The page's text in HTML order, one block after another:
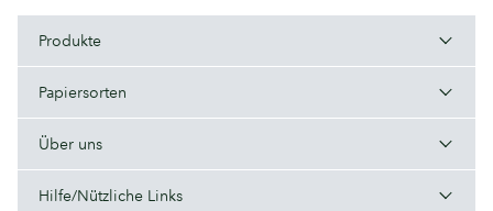
Produkte
Papiersorten
Über uns
Hilfe/Nützliche Links